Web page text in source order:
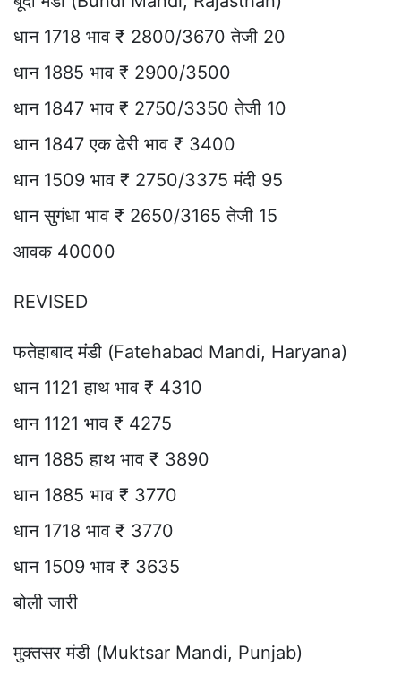
धान 1718 भाव ₹ 2800/3670 तेजी 20
धान 1885 भाव ₹ 2900/3500
धान 1847 भाव ₹ 2750/3350 तेजी 10
धान 1847 एक ढेरी भाव ₹ 3400
धान 1509 भाव ₹ 2750/3375 मंदी 95
धान सुगंधा भाव ₹ 2650/3165 तेजी 15
आवक 40000
REVISED
फतेहाबाद मंडी (Fatehabad Mandi, Haryana)
धान 1121 हाथ भाव ₹ 4310
धान 1121 भाव ₹ 4275
धान 1885 हाथ भाव ₹ 3890
धान 1885 भाव ₹ 3770
धान 1718 भाव ₹ 3770
धान 1509 भाव ₹ 3635
बोली जारी
मुक्तसर मंडी (Muktsar Mandi, Punjab)